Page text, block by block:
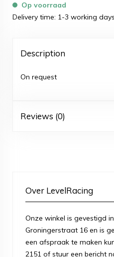
Op voorraad
Delivery time: 1-3 working days
Description
On request
Reviews (0)
Over LevelRacing
Onze winkel is gevestigd
Groningerstraat 16 en is
een afspraak te maken
2151 of stuur een bericht